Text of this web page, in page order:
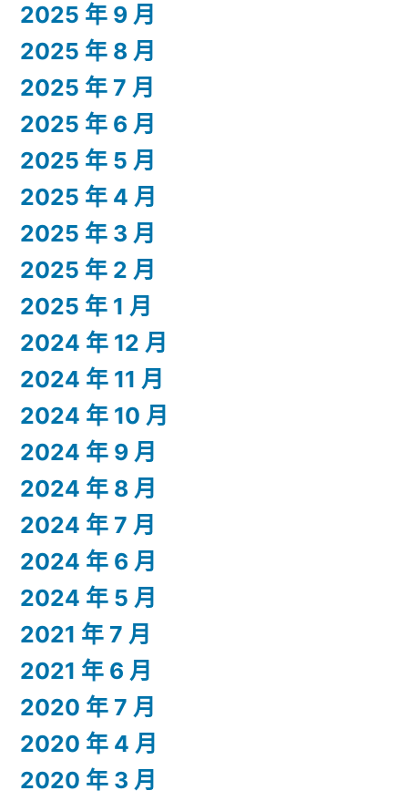
2025 年 9 月
2025 年 8 月
2025 年 7 月
2025 年 6 月
2025 年 5 月
2025 年 4 月
2025 年 3 月
2025 年 2 月
2025 年 1 月
2024 年 12 月
2024 年 11 月
2024 年 10 月
2024 年 9 月
2024 年 8 月
2024 年 7 月
2024 年 6 月
2024 年 5 月
2021 年 7 月
2021 年 6 月
2020 年 7 月
2020 年 4 月
2020 年 3 月